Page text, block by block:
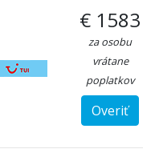
€ 1583
za osobu
vrátane
poplatkov
Overiť